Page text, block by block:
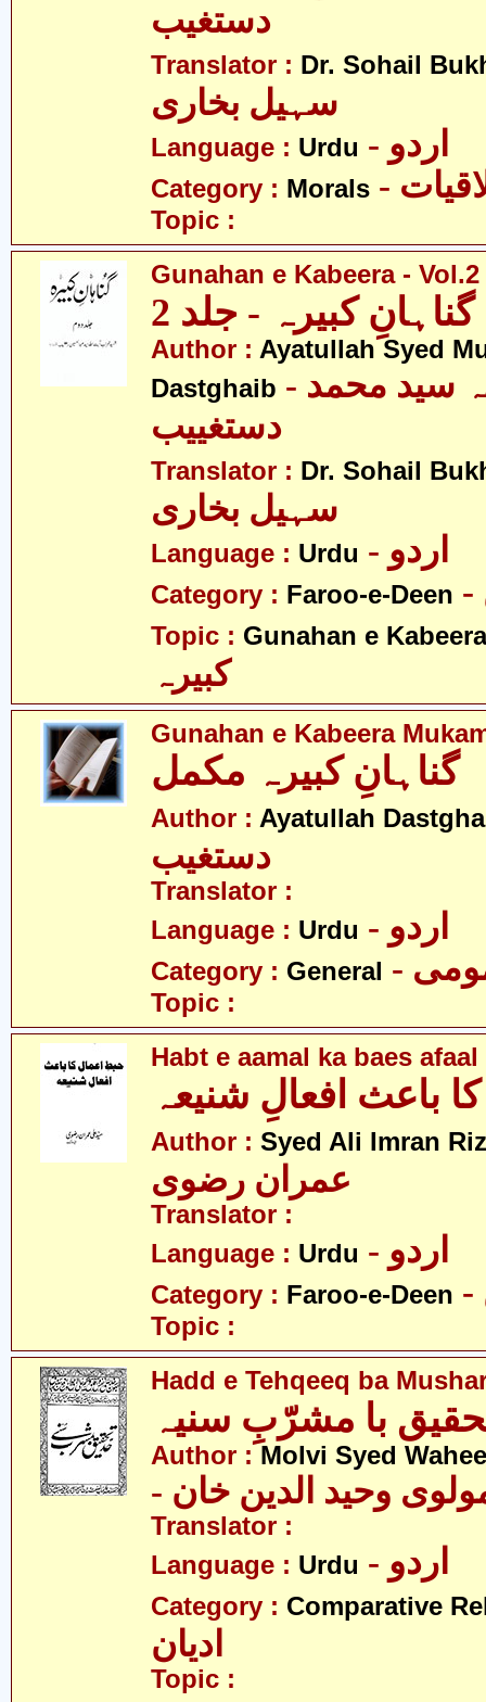
دستغیب
Translator : Dr. Sohail
سہیل بخاری
Language : Urdu - اردو
Category : Morals
Topic :
Gunahan e Kabeera - Vol.2
گناہانِ کبیرہ - جلد 2
Author : Ayatullah Syed
Dastghaib - آیت اللہ سید محمد
دستغییب
Translator : Dr. Sohail
سہیل بخاری
Language : Urdu - اردو
Category : Faroo-e-Deen
Topic : Gunahan e Kabeera
کبیرہ
Gunahan e Kabeera
گناہانِ کبیرہ مکمل
Author : Ayatullah
دستغیب
Translator :
Language : Urdu - اردو
Category : General
Topic :
Habt e aamal ka baes
باعث افعالِ شنیعہ
Author : Syed Ali Imran
عمران رضوی
Translator :
Language : Urdu - اردو
Category : Faroo-e-Deen
Topic :
Hadd e Tehqeeq ba
با مشرّبِ سنیہ
Author : Molvi Syed
مولوی وحید الدین خان
Translator :
Language : Urdu - اردو
Category : Comparative
ادیان
Topic :